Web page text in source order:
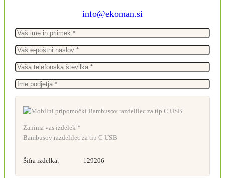
info@ekoman.si
Zanima vas izdelek *
Bambusov razdelilec za tip C USB
Šifra izdelka: 129206